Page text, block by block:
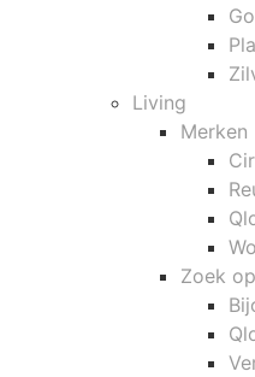
Living
Merken
Zoek